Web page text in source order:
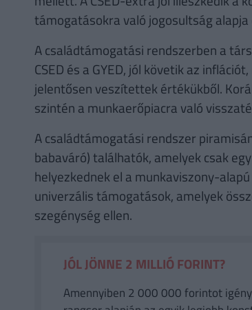
támogatásokra való jogosultság
A családtámogatási rendszerben a
CSED és a GYED, jól követik az
jelentősen veszítettek értékükből.
szintén a munkaerőpiacra való
A családtámogatási rendszer
babaváró) találhatók, amelyek csak
helyezkednek el a munkaviszony-
univerzális támogatások, amelyek
szegénység ellen.
JÓL JÖNNE 2 MILLIÓ FORINT?
Amennyiben 2 000 000 forintot